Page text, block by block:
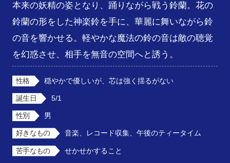
本来の妖精の姿となり、踊りながら戦う鈴蘭。花の
鈴蘭の形をした神楽鈴を手に、華麗に舞いながら鈴
の音を響かせる。軽やかな魔法の鈴の音は敵の聴覚
を幻惑させ、相手を無音の空間へと誘う。
性格 穏やかで優しいが、芯は強く揺るがない
誕生日 5/1
性別 男
好きなもの 音楽、レコード収集、午後のティータイム
苦手なもの せかせかすること